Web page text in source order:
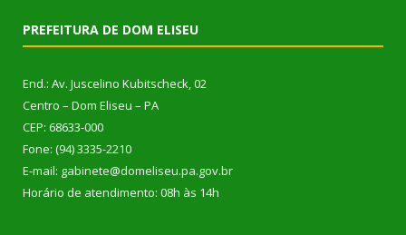
PREFEITURA DE DOM ELISEU
End.: Av. Juscelino Kubitscheck, 02
Centro – Dom Eliseu – PA
CEP: 68633-000
Fone: (94) 3335-2210
E-mail: gabinete@domeliseu.pa.gov.br
Horário de atendimento: 08h às 14h